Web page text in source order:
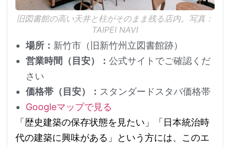
旧図書館の高い天井と柱がそのまま残る店内。写真：
TAIPEI NAVI
場所： 新竹市（旧新竹州立図書館跡）
営業時間（目安）： 公式サイトでご確認くだ
さい
価格帯（目安）： スタンダードスタバ価格帯
Googleマップで見る
「歴史建築の保存状態を見たい」「日本統治時
代の建築に興味がある」という方には、このエ